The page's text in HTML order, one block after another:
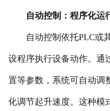
自动控制：程序化运
自动控制依托PLC或其
设程序执行设备动作。通
置等参数，系统可自动调
化调节起升速度。这种模